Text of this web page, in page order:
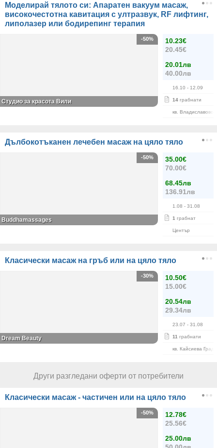
Моделирай тялото си: Апаратен вакуум масаж,
високочестотна кавитация с ултразвук, RF лифтинг,
липолазер или бодирепинг терапия
10.23€
20.45€
20.01лв
40.00лв
16.10 - 12.09
14 грабнати
кв. Владиславово
-50%
Студио за красота Вили
Дълбокотъканен лечебен масаж на цяло тяло
35.00€
70.00€
68.45лв
136.91лв
1.08 - 31.08
1 грабнат
Център
-50%
Buddhamassages
Класически масаж на гръб или на цяло тяло
10.50€
15.00€
20.54лв
29.34лв
23.07 - 31.08
11 грабнати
кв. Кайсиева
-30%
Dream Beauty
Други разгледани оферти от потребители
Класически масаж - частичен или на цяло тяло
12.78€
25.56€
25.00лв
-50%